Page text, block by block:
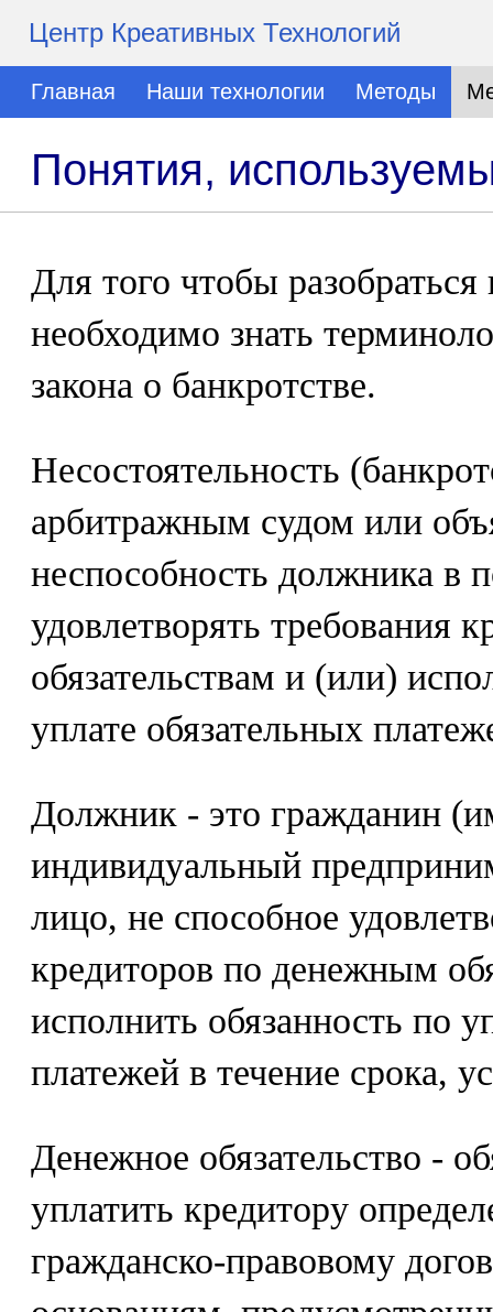
Центр Креативных Технологий
Главная Наши технологии Методы
Понятия,
Для того чтобы
необходимо знать
закона о банкротстве.
Несостоятельность
арбитражным судом или
неспособность должника в
удовлетворять требования
обязательствам и (или)
уплате обязательных
Должник - это гражданин
индивидуальный
лицо, не способное
кредиторов по денежным
исполнить обязанность по
платежей в течение срока,
Денежное обязательство -
уплатить кредитору
гражданско-правовому